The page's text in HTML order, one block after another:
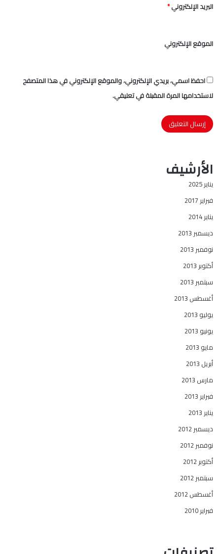
البريد الإلكتروني*
الموقع الإلكتروني
احفظ اسمي، بريدي الإلكتروني، والموقع الإلكتروني في هذا المتصفح
لاستخدامها المرة المقبلة في تعليقي.
الأرشيف
يناير 2025
فبراير 2017
يناير 2014
ديسمبر 2013
نوفمبر 2013
أكتوبر 2013
سبتمبر 2013
أغسطس 2013
يوليو 2013
يونيو 2013
مايو 2013
أبريل 2013
مارس 2013
فبراير 2013
يناير 2013
ديسمبر 2012
نوفمبر 2012
أكتوبر 2012
سبتمبر 2012
أغسطس 2012
فبراير 2010